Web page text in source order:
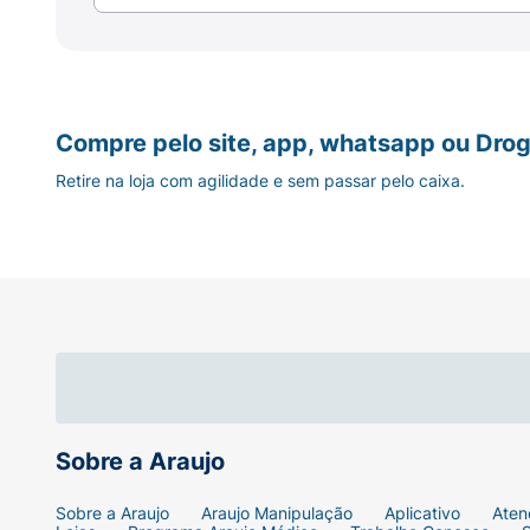
Sobre a Araujo
Sobre a Araujo Araujo Manipulação Aplicativo
Compre pelo site, app, whatsapp ou
Retire na loja com agilidade e sem passar pelo caixa.